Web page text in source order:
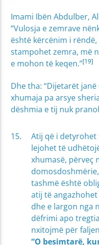
Imami Ibën Abdulber,
“Vulosja e zemrave
është kërcënim i
stampohet zemra, më
e mohon të keqen.”[19]
Dhe tha: “Dijetarët
xhumaja pa arsye
dëshmia e tij nuk
Atij që i detyrohet
lejohet të
xhumasë, përveç
tashmë është
atij të
dhe e largon nga
dëfrimi apo
nxitojmë për
“O besimtarë,